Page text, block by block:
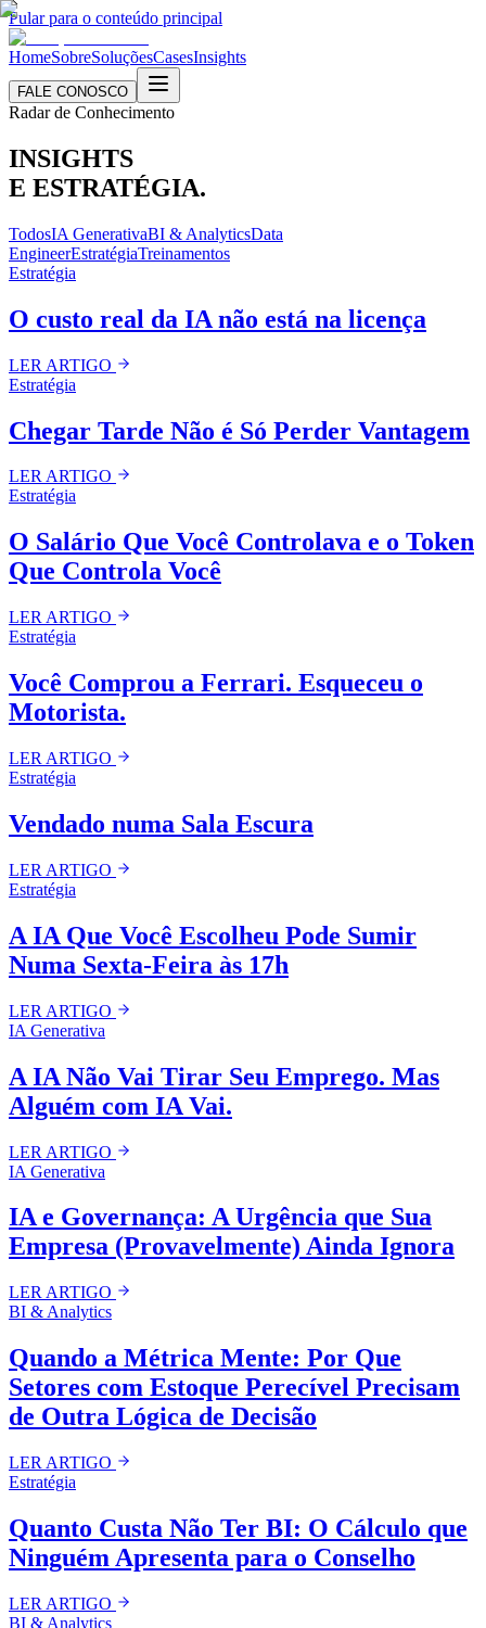
Pular para o conteúdo principal
HomeSobreSoluçõesCasesInsights
FALE CONOSCO
Radar de Conhecimento
INSIGHTS
E ESTRATÉGIA.
TodosIA GenerativaBI & AnalyticsData
EngineerEstratégiaTreinamentos
Estratégia
O custo real da IA não está na licença
LER ARTIGO
Estratégia
Chegar Tarde Não é Só Perder Vantagem
LER ARTIGO
Estratégia
O Salário Que Você Controlava e o Token
Que Controla Você
LER ARTIGO
Estratégia
Você Comprou a Ferrari. Esqueceu o
Motorista.
LER ARTIGO
Estratégia
Vendado numa Sala Escura
LER ARTIGO
Estratégia
A IA Que Você Escolheu Pode Sumir
Numa Sexta-Feira às 17h
LER ARTIGO
IA Generativa
A IA Não Vai Tirar Seu Emprego. Mas
Alguém com IA Vai.
LER ARTIGO
IA Generativa
IA e Governança: A Urgência que Sua
Empresa (Provavelmente) Ainda Ignora
LER ARTIGO
BI & Analytics
Quando a Métrica Mente: Por Que
Setores com Estoque Perecível Precisam
de Outra Lógica de Decisão
LER ARTIGO
Estratégia
Quanto Custa Não Ter BI: O Cálculo que
Ninguém Apresenta para o Conselho
LER ARTIGO
BI & Analytics